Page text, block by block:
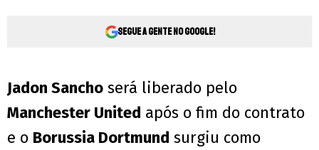
Segue a gente no Google!
Jadon Sancho será liberado pelo
Manchester United após o fim do contrato
e o Borussia Dortmund surgiu como